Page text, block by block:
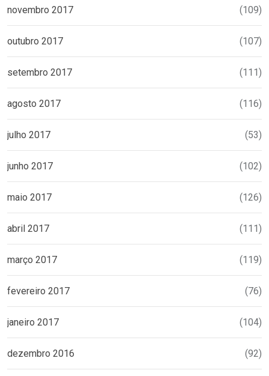
novembro 2017 (109)
outubro 2017 (107)
setembro 2017 (111)
agosto 2017 (116)
julho 2017 (53)
junho 2017 (102)
maio 2017 (126)
abril 2017 (111)
março 2017 (119)
fevereiro 2017 (76)
janeiro 2017 (104)
dezembro 2016 (92)